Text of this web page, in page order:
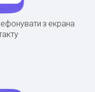
з екрана